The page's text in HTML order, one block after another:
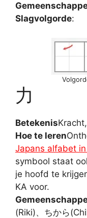
Slagvolgorde:
力
Betekenis
Hoe te leren
Japans alfabet
symbool staat
je hoofd te
KA voor.
(Riki)、ちから